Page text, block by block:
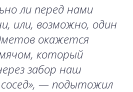
ли перед нами
или, возможно, один
окажется
который
забор наш
сосед», — подытожил